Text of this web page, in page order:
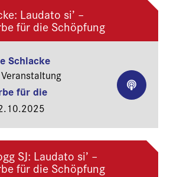
Laudato si’ –
für die Schöpfung
Schlacke
für die
SJ: Laudato si’ –
für die Schöpfung